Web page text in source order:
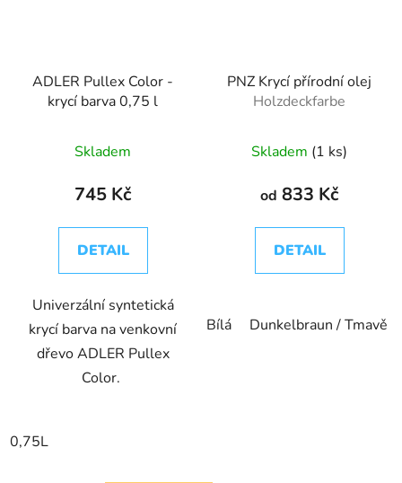
ADLER Pullex Color -
krycí barva 0,75 l
Skladem
745 Kč
DETAIL
Univerzální syntetická
krycí barva na venkovní
dřevo ADLER Pullex
Color.
0,75L
PNZ Krycí přírodní olej
Holzdeckfarbe
Skladem (1 ks)
od 833 Kč
DETAIL
Bílá Dunkelbraun / Tmavě